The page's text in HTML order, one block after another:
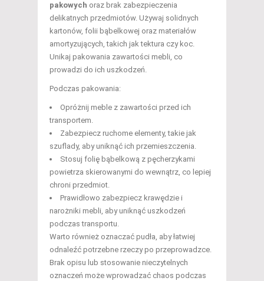
pakowych oraz brak zabezpieczenia
delikatnych przedmiotów. Używaj solidnych
kartonów, folii bąbelkowej oraz materiałów
amortyzujących, takich jak tektura czy koc.
Unikaj pakowania zawartości mebli, co
prowadzi do ich uszkodzeń.
Podczas pakowania:
Opróżnij meble z zawartości przed ich
transportem.
Zabezpiecz ruchome elementy, takie jak
szuflady, aby uniknąć ich przemieszczenia.
Stosuj folię bąbelkową z pęcherzykami
powietrza skierowanymi do wewnątrz, co lepiej
chroni przedmiot.
Prawidłowo zabezpiecz krawędzie i
narożniki mebli, aby uniknąć uszkodzeń
podczas transportu.
Warto również oznaczać pudła, aby łatwiej
odnaleźć potrzebne rzeczy po przeprowadzce.
Brak opisu lub stosowanie nieczytelnych
oznaczeń może wprowadzać chaos podczas